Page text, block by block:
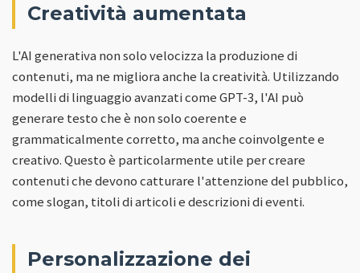
Creatività aumentata
L'AI generativa non solo velocizza la produzione di
contenuti, ma ne migliora anche la creatività. Utilizzando
modelli di linguaggio avanzati come GPT-3, l'AI può
generare testo che è non solo coerente e
grammaticalmente corretto, ma anche coinvolgente e
creativo. Questo è particolarmente utile per creare
contenuti che devono catturare l'attenzione del pubblico,
come slogan, titoli di articoli e descrizioni di eventi.
Personalizzazione dei